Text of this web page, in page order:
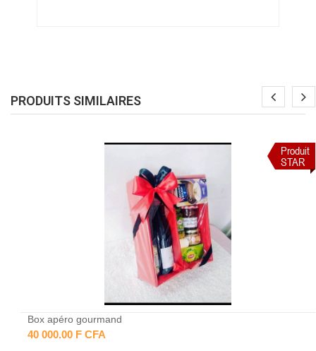
PRODUITS SIMILAIRES
Produit
STAR
Box apéro gourmand
40 000.00 F CFA